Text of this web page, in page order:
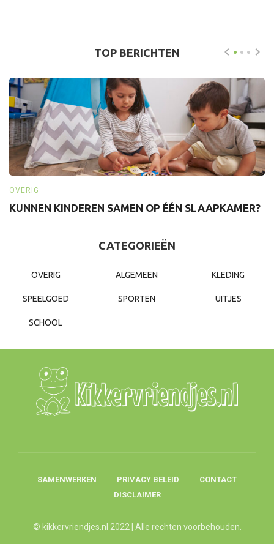
TOP BERICHTEN
OVERIG
KUNNEN KINDEREN SAMEN OP ÉÉN SLAAPKAMER?
CATEGORIEËN
OVERIG ALGEMEEN KLEDING
SPEELGOED SPORTEN UITJES
SCHOOL
SAMENWERKEN PRIVACY BELEID
CONTACT
DISCLAIMER
© kikkervriendjes.nl 2022 | Alle rechten voorbehouden.